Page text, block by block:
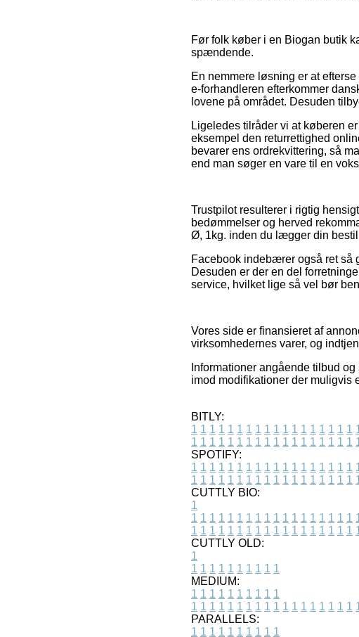
Før folk køber i en Biogan butik
spændende.
En nemmere løsning er at
e-forhandleren efterkommer
lovene på området. Desuden
Ligeledes tilråder vi at køberen
eksempel den returrettighed
bevarer ens ordrekvittering, så
end man søger en vare til en
Trustpilot resulterer i rigtig
bedømmelser og herved
Ø, 1kg. inden du lægger din
Facebook indebærer også ret så
Desuden er der en del
service, hvilket lige så vel bør
Vores side er finansieret af
virksomhedernes varer, og
Informationer angående tilbud
imod modifikationer der muligvis
BITLY:
1 1 1 1 1 1 1 1 1 1 1 1 1 1 1 1 1 1
1 1 1 1 1 1 1 1 1 1 1 1 1 1 1 1 1 1
SPOTIFY:
1 1 1 1 1 1 1 1 1 1 1 1 1 1 1 1 1 1
1 1 1 1 1 1 1 1 1 1 1 1 1 1 1 1 1 1
CUTTLY BIO:
1
1 1 1 1 1 1 1 1 1 1 1 1 1 1 1 1 1 1
1 1 1 1 1 1 1 1 1 1 1 1 1 1 1 1 1 1
CUTTLY OLD:
1
1 1 1 1 1 1 1 1 1 1
MEDIUM:
1 1 1 1 1 1 1 1 1 1
1 1 1 1 1 1 1 1 1 1 1 1 1 1 1 1 1 1
PARALLELS:
1 1 1 1 1 1 1 1 1 1